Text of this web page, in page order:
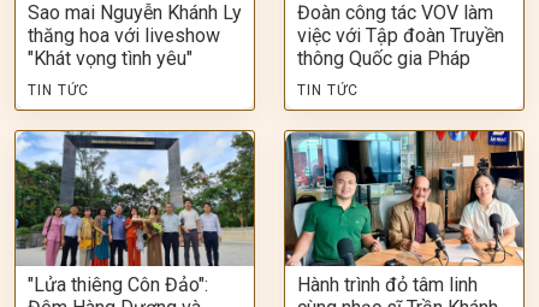
Sao mai Nguyễn Khánh Ly
thăng hoa với liveshow
"Khát vọng tình yêu"
TIN TỨC
Đoàn công tác VOV làm
việc với Tập đoàn Truyền
thông Quốc gia Pháp
TIN TỨC
"Lửa thiêng Côn Đảo":
Hành trình đỏ tâm linh